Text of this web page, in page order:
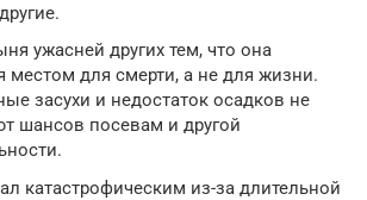
ужасней других тем, что она
местом для смерти, а не для жизни.
засухи и недостаток осадков не
шансов посевам и другой
катастрофическим из-за длительной